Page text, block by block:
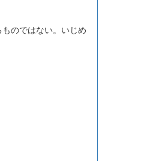
のではない。いじめ
る。